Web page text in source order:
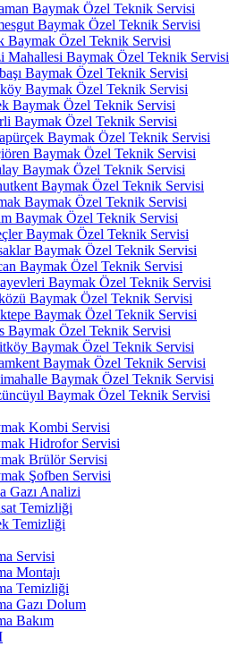
Baymak Özel Teknik Servisi
Baymak Özel Teknik Servisi
Baymak Özel Teknik Servisi
Mahallesi Baymak Özel Teknik Servisi
Baymak Özel Teknik Servisi
Baymak Özel Teknik Servisi
Baymak Özel Teknik Servisi
Baymak Özel Teknik Servisi
Baymak Özel Teknik Servisi
Baymak Özel Teknik Servisi
Baymak Özel Teknik Servisi
Baymak Özel Teknik Servisi
Baymak Özel Teknik Servisi
Baymak Özel Teknik Servisi
Baymak Özel Teknik Servisi
Baymak Özel Teknik Servisi
Baymak Özel Teknik Servisi
Baymak Özel Teknik Servisi
Baymak Özel Teknik Servisi
Baymak Özel Teknik Servisi
Baymak Özel Teknik Servisi
Baymak Özel Teknik Servisi
Baymak Özel Teknik Servisi
Baymak Özel Teknik Servisi
Baymak Özel Teknik Servisi
Kombi Servisi
Hidrofor Servisi
Brülör Servisi
Şofben Servisi
Gazı Analizi
Temizliği
Temizliği
Servisi
Montajı
Temizliği
Gazı Dolum
Bakım